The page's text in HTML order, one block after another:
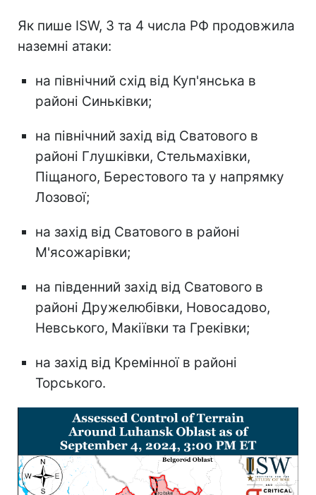
Як пише ISW, 3 та 4 числа РФ продовжила
наземні атаки:
на північний схід від Куп'янська в
районі Синьківки;
на північний захід від Сватового в
районі Глушківки, Стельмахівки,
Піщаного, Берестового та у напрямку
Лозової;
на захід від Сватового в районі
М'ясожарівки;
на південний захід від Сватового в
районі Дружелюбівки, Новосадово,
Невського, Макіївки та Греківки;
на захід від Кремінної в районі
Торського.